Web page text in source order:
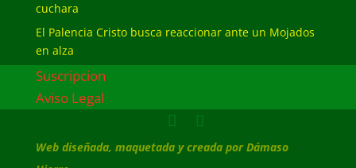
cuchara
El Palencia Cristo busca reaccionar ante un Mojados
en alza
Suscripcion
Aviso Legal
Web diseñada, maquetada y creada por Dámaso